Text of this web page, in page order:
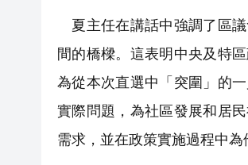
夏主任在講話中強調了區
間的橋樑。這表明中央及特
為從本次直選中「突圍」的
實際問題，為社區發展和居
需求，並在政策實施過程中為